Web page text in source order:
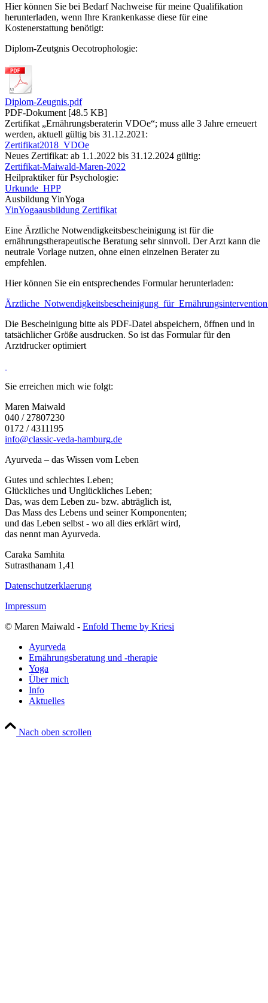
Hier können Sie bei Bedarf Nachweise für meine Qualifikation
herunterladen, wenn Ihre Krankenkasse diese für eine
Kostenerstattung benötigt:
Diplom-Zeutgnis Oecotrophologie:
Diplom-Zeugnis.pdf
PDF-Dokument [48.5 KB]
Zertifikat „Ernährungsberaterin VDOe“; muss alle 3 Jahre erneuert
werden, aktuell gültig bis 31.12.2021:
Zertifikat2018_VDOe
Neues Zertifikat: ab 1.1.2022 bis 31.12.2024 gültig:
Zertifikat-Maiwald-Maren-2022
Heilpraktiker für Psychologie:
Urkunde_HPP
Ausbildung YinYoga
YinYogaausbildung Zertifikat
Eine Ärztliche Notwendigkeitsbescheinigung ist für die
ernährungstherapeutische Beratung sehr sinnvoll. Der Arzt kann die
neutrale Vorlage nutzen, ohne einen einzelnen Berater zu
empfehlen.
Hier können Sie ein entsprechendes Formular herunterladen:
Die Bescheinigung bitte als PDF-Datei abspeichern, öffnen und in
tatsächlicher Größe ausdrucken. So ist das Formular für den
Arztdrucker optimiert
Sie erreichen mich wie folgt:
Maren Maiwald
040 / 27807230
0172 / 4311195
info@classic-veda-hamburg.de
Ayurveda – das Wissen vom Leben
Gutes und schlechtes Leben;
Glückliches und Unglückliches Leben;
Das, was dem Leben zu- bzw. abträglich ist,
Das Mass des Lebens und seiner Komponenten;
und das Leben selbst - wo all dies erklärt wird,
das nennt man Ayurveda.
Caraka Samhita
Sutrasthanam 1,41
Datenschutzerklaerung
Impressum
© Maren Maiwald - Enfold Theme by Kriesi
Ayurveda
Ernährungsberatung und -therapie
Yoga
Über mich
Info
Aktuelles
Nach oben scrollen